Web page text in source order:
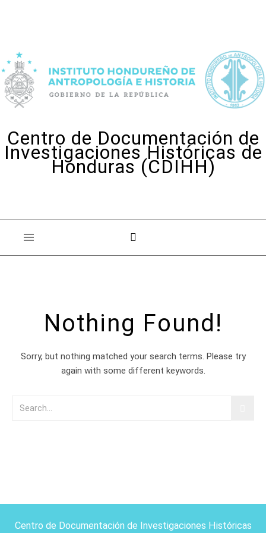
Centro de Documentación de
Investigaciones Históricas de
Honduras (CDIHH)
Nothing Found!
Sorry, but nothing matched your search terms. Please try
again with some different keywords.
Centro de Documentación de Investigaciones Históricas